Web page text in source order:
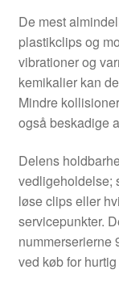
De mest
plastikclips og
vibrationer og
kemikalier kan
Mindre
også beskadige
Delens
vedligeholdelse;
løse clips eller
servicepunkter.
nummerserierne
ved køb for